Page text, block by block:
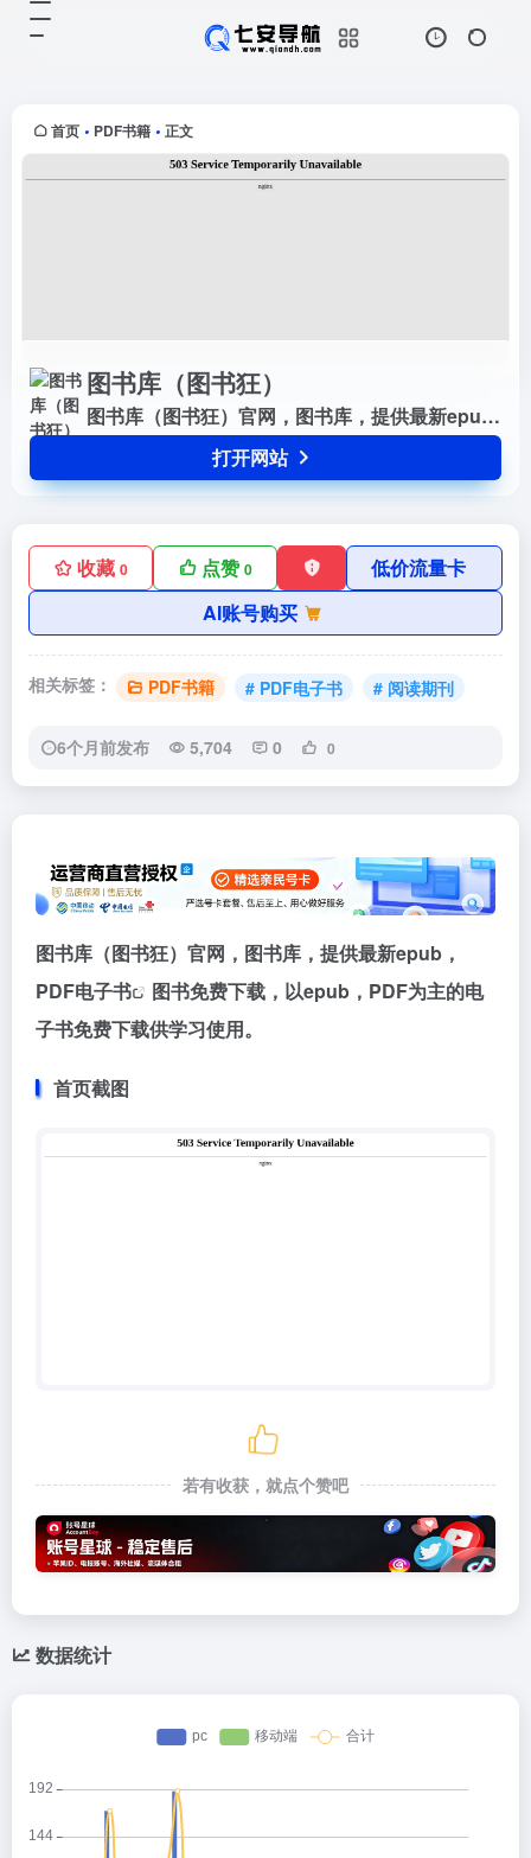
首页 • PDF书籍 • 正文
图书库（图书狂）
图书库（图书狂）官网，图书库，提供最新epub，PDF电子书图书免费下载，以epub，PDF为主的电子书免费下载供学习使用。
打开网站
收藏 0 点赞0
低价流量卡
AI账号购买
相关标签： PDF书籍 # PDF电子书 # 阅读期刊
6个月前发布 5,704 0 0
下载，以epub，PDF为主的电子书
免费下载供学习使用。
图书库（图书狂）官网，图书库，提供最新epub，
PDF电子书
图书免费下载，以epub，PDF为主的电
子书免费下载供学习使用。
首页截图
若有收获，就点个赞吧
数据统计